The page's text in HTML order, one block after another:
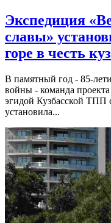
Экспедиция
славы»
горе в честь
В памятный год - 85-
войны - команда
эгидой Кузбасской ТПП
установила...